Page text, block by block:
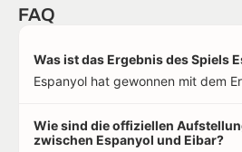
FAQ
Was ist das Ergebnis des Spiels
Espanyol hat gewonnen mit dem
Wie sind die offiziellen
zwischen Espanyol und Eibar?